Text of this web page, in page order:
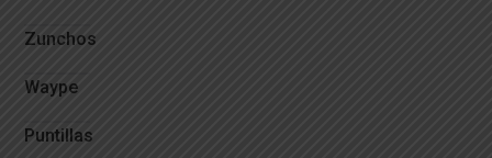
Zunchos
Waype
Puntillas